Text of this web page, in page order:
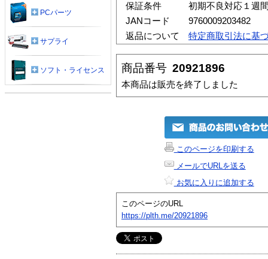
保証条件
初期不良対応１週
JANコード
9760009203482
返品について
特定商取引法に基
商品番号 20921896
本商品は販売を終了しました
このページを印刷する
メールでURLを送る
お気に入りに追加する
このページのURL
https://plth.me/20921896
PCパーツ
サプライ
ソフト・ライセンス